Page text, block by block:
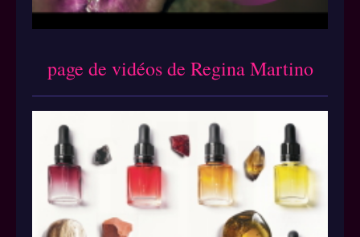
page de vidéos de Regina Martino